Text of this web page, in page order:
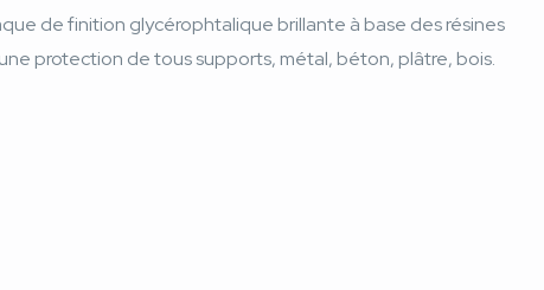
de finition glycérophtalique brillante à base des résines
protection de tous supports, métal, béton, plâtre, bois.